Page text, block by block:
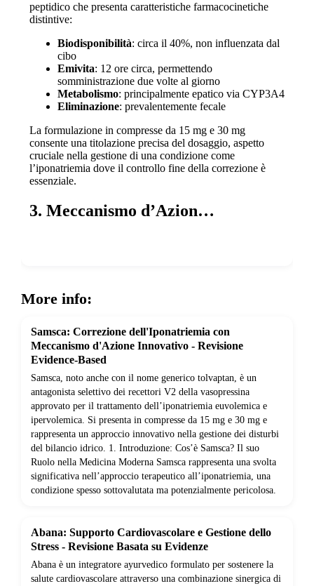
peptidico che presenta caratteristiche farmacocinetiche
distintive:
Biodisponibilità: circa il 40%, non influenzata dal
cibo
Emivita: 12 ore circa, permettendo
somministrazione due volte al giorno
Metabolismo: principalmente epatico via CYP3A4
Eliminazione: prevalentemente fecale
La formulazione in compresse da 15 mg e 30 mg
consente una titolazione precisa del dosaggio, aspetto
cruciale nella gestione di una condizione come
l’iponatriemia dove il controllo fine della correzione è
essenziale.
3. Meccanismo d’Azion…
More info:
Samsca: Correzione dell'Iponatriemia con
Meccanismo d'Azione Innovativo - Revisione
Evidence-Based
Samsca, noto anche con il nome generico tolvaptan, è un
antagonista selettivo dei recettori V2 della vasopressina
approvato per il trattamento dell’iponatriemia euvolemica e
ipervolemica. Si presenta in compresse da 15 mg e 30 mg e
rappresenta un approccio innovativo nella gestione dei disturbi
del bilancio idrico. 1. Introduzione: Cos’è Samsca? Il suo
Ruolo nella Medicina Moderna Samsca rappresenta una svolta
significativa nell’approccio terapeutico all’iponatriemia, una
condizione spesso sottovalutata ma potenzialmente pericolosa.
Abana: Supporto Cardiovascolare e Gestione dello
Stress - Revisione Basata su Evidenze
Abana è un integratore ayurvedico formulato per sostenere la
salute cardiovascolare attraverso una combinazione sinergica di